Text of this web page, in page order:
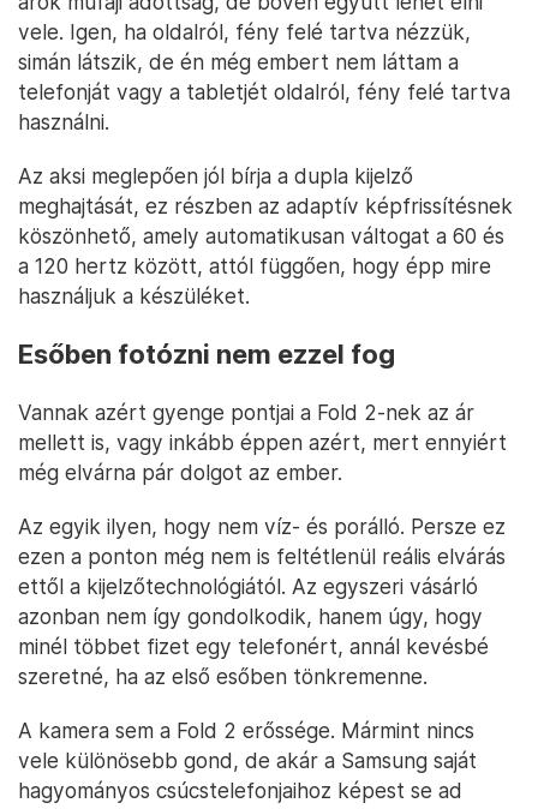
vele. Igen, ha oldalról, fény felé tartva nézzük,
simán látszik, de én még embert nem láttam a
telefonját vagy a tabletjét oldalról, fény felé tartva
használni.
Az aksi meglepően jól bírja a dupla kijelző
meghajtását, ez részben az adaptív képfrissítésnek
köszönhető, amely automatikusan váltogat a 60 és
a 120 hertz között, attól függően, hogy épp mire
használjuk a készüléket.
Esőben fotózni nem ezzel fog
Vannak azért gyenge pontjai a Fold 2-nek az ár
mellett is, vagy inkább éppen azért, mert ennyiért
még elvárna pár dolgot az ember.
Az egyik ilyen, hogy nem víz- és porálló. Persze ez
ezen a ponton még nem is feltétlenül reális elvárás
ettől a kijelzőtechnológiától. Az egyszeri vásárló
azonban nem így gondolkodik, hanem úgy, hogy
minél többet fizet egy telefonért, annál kevésbé
szeretné, ha az első esőben tönkremenne.
A kamera sem a Fold 2 erőssége. Mármint nincs
vele különösebb gond, de akár a Samsung saját
hagyományos csúcstelefonjaihoz képest se ad